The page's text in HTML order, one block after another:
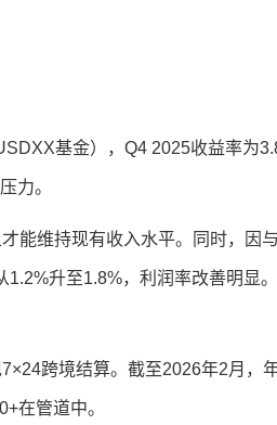
基金），Q4 2025收益率为
力。
能维持现有收入水平。同时，因
升至1.8%，利润率改善明显。
跨境结算。截至2026年2月，
在管道中。